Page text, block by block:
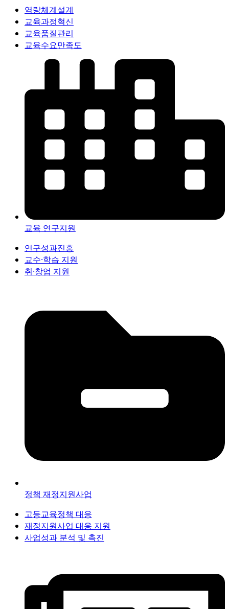
역량체계설계
교육과정혁신
교육품질관리
교육수요만족도
교육 연구지원
연구성과진흥
교수·학습 지원
취·창업 지원
정책 재정지원사업
고등교육정책 대응
재정지원사업 대응 지원
사업성과 분석 및 촉진